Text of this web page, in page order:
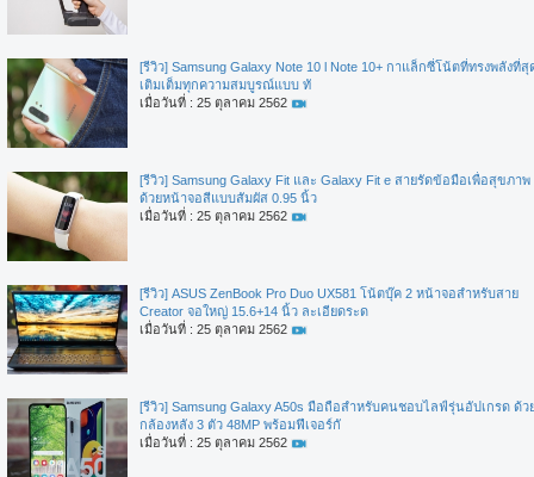
[รีวิว] Samsung Galaxy Note 10 l Note 10+ กาแล็กซี่โน้ตที่ทรงพลังที่สุ
เติมเต็มทุกความสมบูรณ์แบบ ทั
เมื่อวันที่ : 25 ตุลาคม 2562
[รีวิว] Samsung Galaxy Fit และ Galaxy Fit e สายรัดข้อมือเพื่อสุขภาพ
ด้วยหน้าจอสีแบบสัมผัส 0.95 นิ้ว
เมื่อวันที่ : 25 ตุลาคม 2562
[รีวิว] ASUS ZenBook Pro Duo UX581 โน้ตบุ๊ค 2 หน้าจอสำหรับสาย
Creator จอใหญ่ 15.6+14 นิ้ว ละเอียดระด
เมื่อวันที่ : 25 ตุลาคม 2562
[รีวิว] Samsung Galaxy A50s มือถือสำหรับคนชอบไลฟ์รุ่นอัปเกรด ด้ว
กล้องหลัง 3 ตัว 48MP พร้อมฟีเจอร์กั
เมื่อวันที่ : 25 ตุลาคม 2562